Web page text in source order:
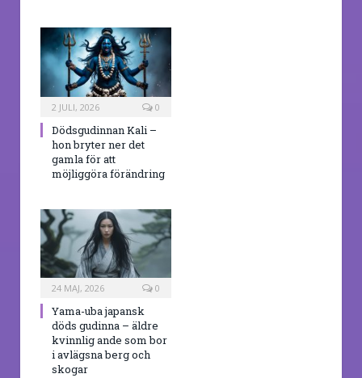
2 JULI, 2026 0
Dödsgudinnan Kali –
hon bryter ner det
gamla för att
möjliggöra förändring
24 MAJ, 2026 0
Yama-uba japansk
döds gudinna – äldre
kvinnlig ande som bor
i avlägsna berg och
skogar